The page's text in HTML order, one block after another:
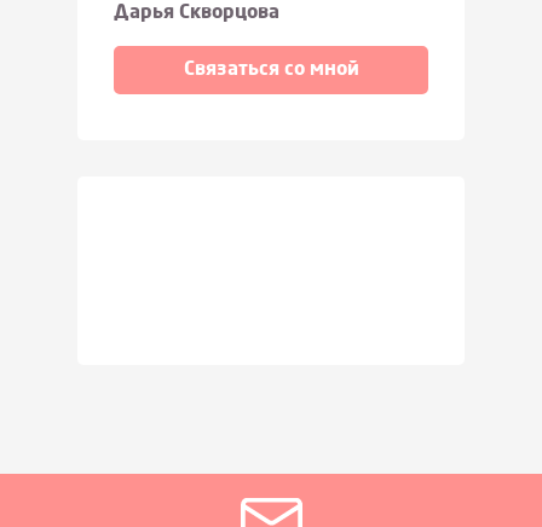
Дарья Скворцова
Связаться со мной